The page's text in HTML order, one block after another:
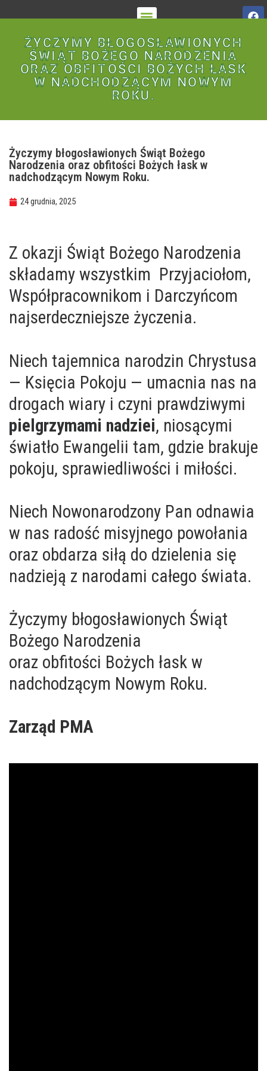
ŻYCZYMY BŁOGOSŁAWIONYCH
ŚWIĄT BOŻEGO NARODZENIA
ORAZ OBFITOŚCI BOŻYCH ŁASK
W NADCHODZĄCYM NOWYM
ROKU.
Życzymy błogosławionych Świąt Bożego
Narodzenia oraz obfitości Bożych łask w
nadchodzącym Nowym Roku.
24 grudnia, 2025
Z okazji Świąt Bożego Narodzenia
składamy wszystkim Przyjaciołom,
Współpracownikom i Darczyńcom
najserdeczniejsze życzenia.
Niech tajemnica narodzin Chrystusa
— Księcia Pokoju — umacnia nas na
drogach wiary i czyni prawdziwymi
pielgrzymami nadziei, niosącymi
światło Ewangelii tam, gdzie brakuje
pokoju, sprawiedliwości i miłości.
Niech Nowonarodzony Pan odnawia
w nas radość misyjnego powołania
oraz obdarza siłą do dzielenia się
nadzieją z narodami całego świata.
Życzymy błogosławionych Świąt
Bożego Narodzenia
oraz obfitości Bożych łask w
nadchodzącym Nowym Roku.
Zarząd PMA